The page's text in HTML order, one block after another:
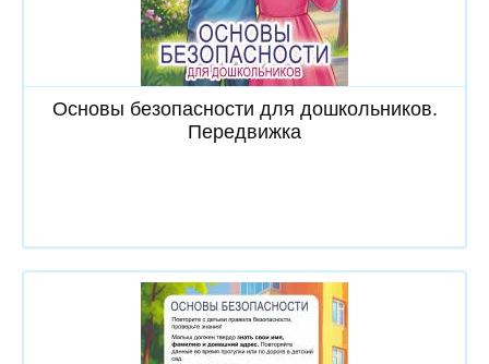
Скачать
Основы безопасности для дошкольников.
Передвижка